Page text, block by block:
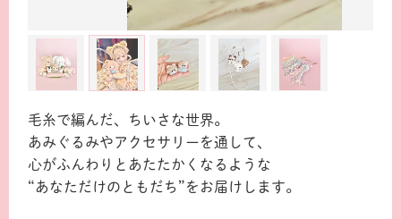
毛糸で編んだ、ちいさな世界。
あみぐるみやアクセサリーを通して、
心がふんわりとあたたかくなるような
“あなただけのともだち”をお届けします。